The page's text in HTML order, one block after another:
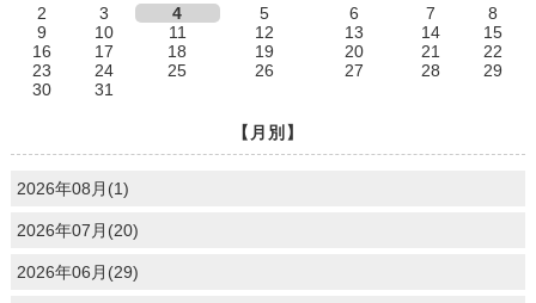
2
3 4 5 6 7
8
9
10 11 12 13 14
15
16
17 18 19 20 21
22
23
24 25 26 27 28
29
30
31
【月別】
2026年08月(1)
2026年07月(20)
2026年06月(29)